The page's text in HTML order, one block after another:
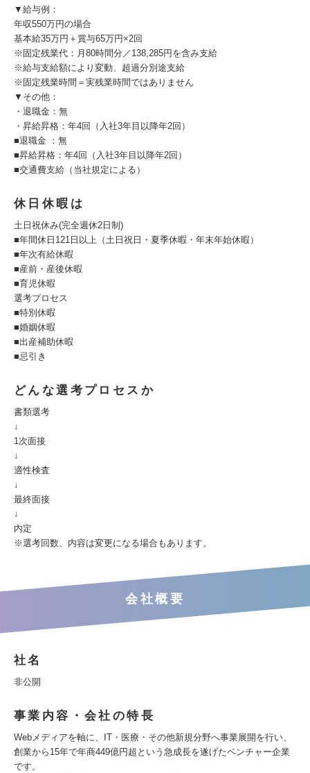
▼給与例：
年収550万円の場合
基本給35万円＋賞与65万円×2回
※固定残業代：月80時間分／138,285円を含み支給
※給与支給額により変動、超過分別途支給
※固定残業時間＝実残業時間ではありません
▼その他：
・退職金：無
・昇給昇格：年4回（入社3年目以降年2回）
■退職金 ：無
■昇給昇格：年4回（入社3年目以降年2回）
■交通費支給（当社規定による）
休日休暇は
土日祝休み(完全週休2日制)
■年間休日121日以上（土日祝日・夏季休暇・年末年始休暇）
■年次有給休暇
■産前・産後休暇
■育児休暇
選考プロセス
■特別休暇
■婚姻休暇
■出産補助休暇
■忌引き
どんな選考プロセスか
書類選考
↓
1次面接
↓
適性検査
↓
最終面接
↓
内定
※選考回数、内容は変更になる場合もあります。
会社概要
社名
非公開
事業内容・会社の特長
Webメディアを軸に、IT・医療・その他新規分野へ事業展開を行い、
創業から15年で年商449億円超という急成長を遂げたベンチャー企業
です。